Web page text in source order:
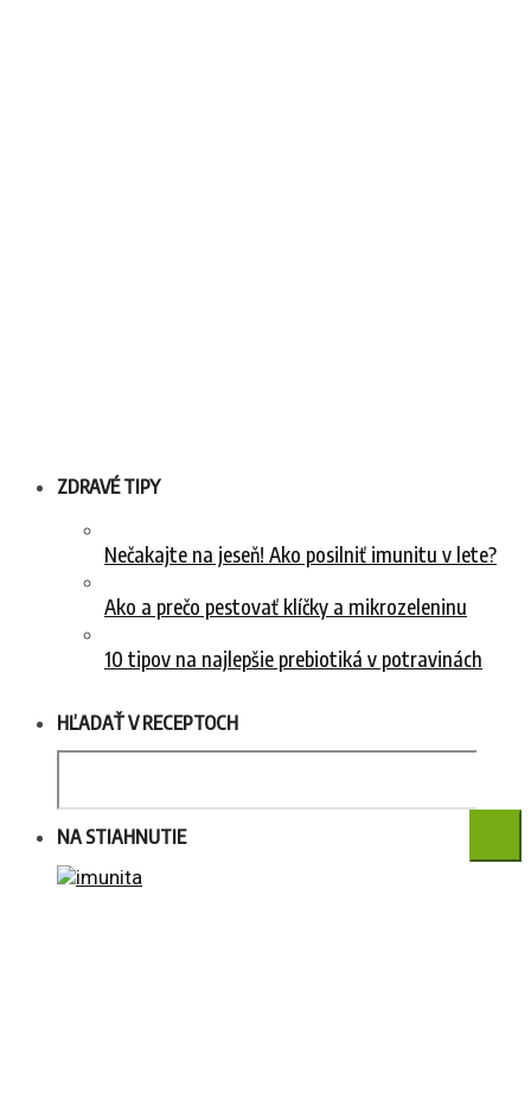
ZDRAVÉ TIPY
Nečakajte na jeseň! Ako posilniť imunitu v lete?
Ako a prečo pestovať klíčky a mikrozeleninu
10 tipov na najlepšie prebiotiká v potravinách
HĽADAŤ V RECEPTOCH
NA STIAHNUTIE